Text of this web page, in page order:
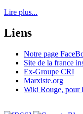
Lire plus...
Liens
Notre page
Site de la france
Ex-Groupe CRI
Marxiste.org
Wiki Rouge, pour